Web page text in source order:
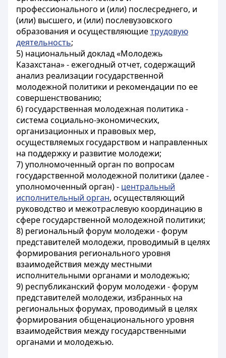
профессионального и (или) послесреднего, и
(или) высшего, и (или) послевузовского
образования и осуществляющиетрудовую
деятельность;
5) национальный доклад «Молодежь
Казахстана» - ежегодный отчет, содержащий
анализ реализации государственной
молодежной политики и рекомендации по ее
совершенствованию;
6) государственная молодежная политика -
система социально-экономических,
организационных и правовых мер,
осуществляемых государством и направленных
на поддержку и развитие молодежи;
7) уполномоченный орган по вопросам
государственной молодежной политики (далее -
уполномоченный орган) - центральный
исполнительный орган, осуществляющий
руководство и межотраслевую координацию в
сфере государственной молодежной политики;
8) региональный форум молодежи - форум
представителей молодежи, проводимый в целях
формирования регионального уровня
взаимодействия между местными
исполнительными органами и молодежью;
9) республиканский форум молодежи - форум
представителей молодежи, избранных на
региональных форумах, проводимый в целях
формирования общенационального уровня
взаимодействия между государственными
органами и молодежью.